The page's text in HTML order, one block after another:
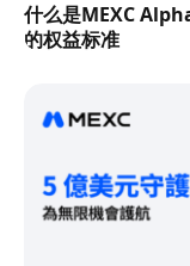
什么是MEXC
的权益标准